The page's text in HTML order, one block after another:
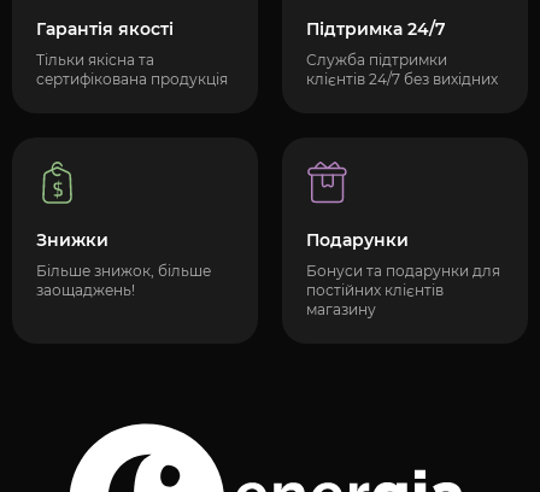
Гарантія якості
Тільки якісна та
сертифікована продукція
Підтримка 24/7
Служба підтримки
клієнтів 24/7 без вихідних
Знижки
Більше знижок, більше
заощаджень!
Подарунки
Бонуси та подарунки для
постійних клієнтів
магазину